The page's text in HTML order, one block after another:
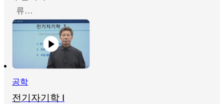
류영철
공학
전기자기학 I